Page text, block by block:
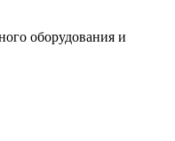
оборудования и